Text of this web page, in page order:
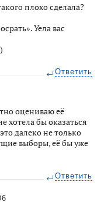
плохо сделала?
Уела вас
Ответить
оцениваю её
хотела бы оказаться
далеко не только
выборы, её бы уже
Ответить